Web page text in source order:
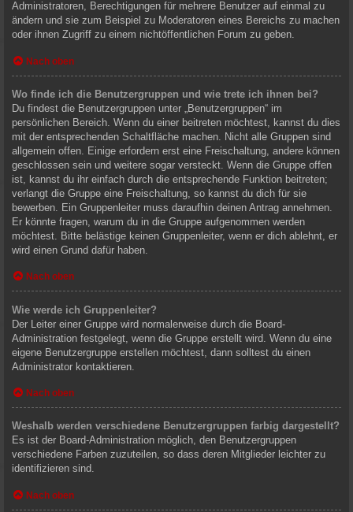
Administratoren, Berechtigungen für mehrere Benutzer auf einmal zu
ändern und sie zum Beispiel zu Moderatoren eines Bereichs zu machen
oder ihnen Zugriff zu einem nichtöffentlichen Forum zu geben.
Nach oben
Wo finde ich die Benutzergruppen und wie trete ich ihnen bei?
Du findest die Benutzergruppen unter „Benutzergruppen“ im
persönlichen Bereich. Wenn du einer beitreten möchtest, kannst du dies
mit der entsprechenden Schaltfläche machen. Nicht alle Gruppen sind
allgemein offen. Einige erfordern erst eine Freischaltung, andere können
geschlossen sein und weitere sogar versteckt. Wenn die Gruppe offen
ist, kannst du ihr einfach durch die entsprechende Funktion beitreten;
verlangt die Gruppe eine Freischaltung, so kannst du dich für sie
bewerben. Ein Gruppenleiter muss daraufhin deinen Antrag annehmen.
Er könnte fragen, warum du in die Gruppe aufgenommen werden
möchtest. Bitte belästige keinen Gruppenleiter, wenn er dich ablehnt, er
wird einen Grund dafür haben.
Nach oben
Wie werde ich Gruppenleiter?
Der Leiter einer Gruppe wird normalerweise durch die Board-
Administration festgelegt, wenn die Gruppe erstellt wird. Wenn du eine
eigene Benutzergruppe erstellen möchtest, dann solltest du einen
Administrator kontaktieren.
Nach oben
Weshalb werden verschiedene Benutzergruppen farbig dargestellt?
Es ist der Board-Administration möglich, den Benutzergruppen
verschiedene Farben zuzuteilen, so dass deren Mitglieder leichter zu
identifizieren sind.
Nach oben